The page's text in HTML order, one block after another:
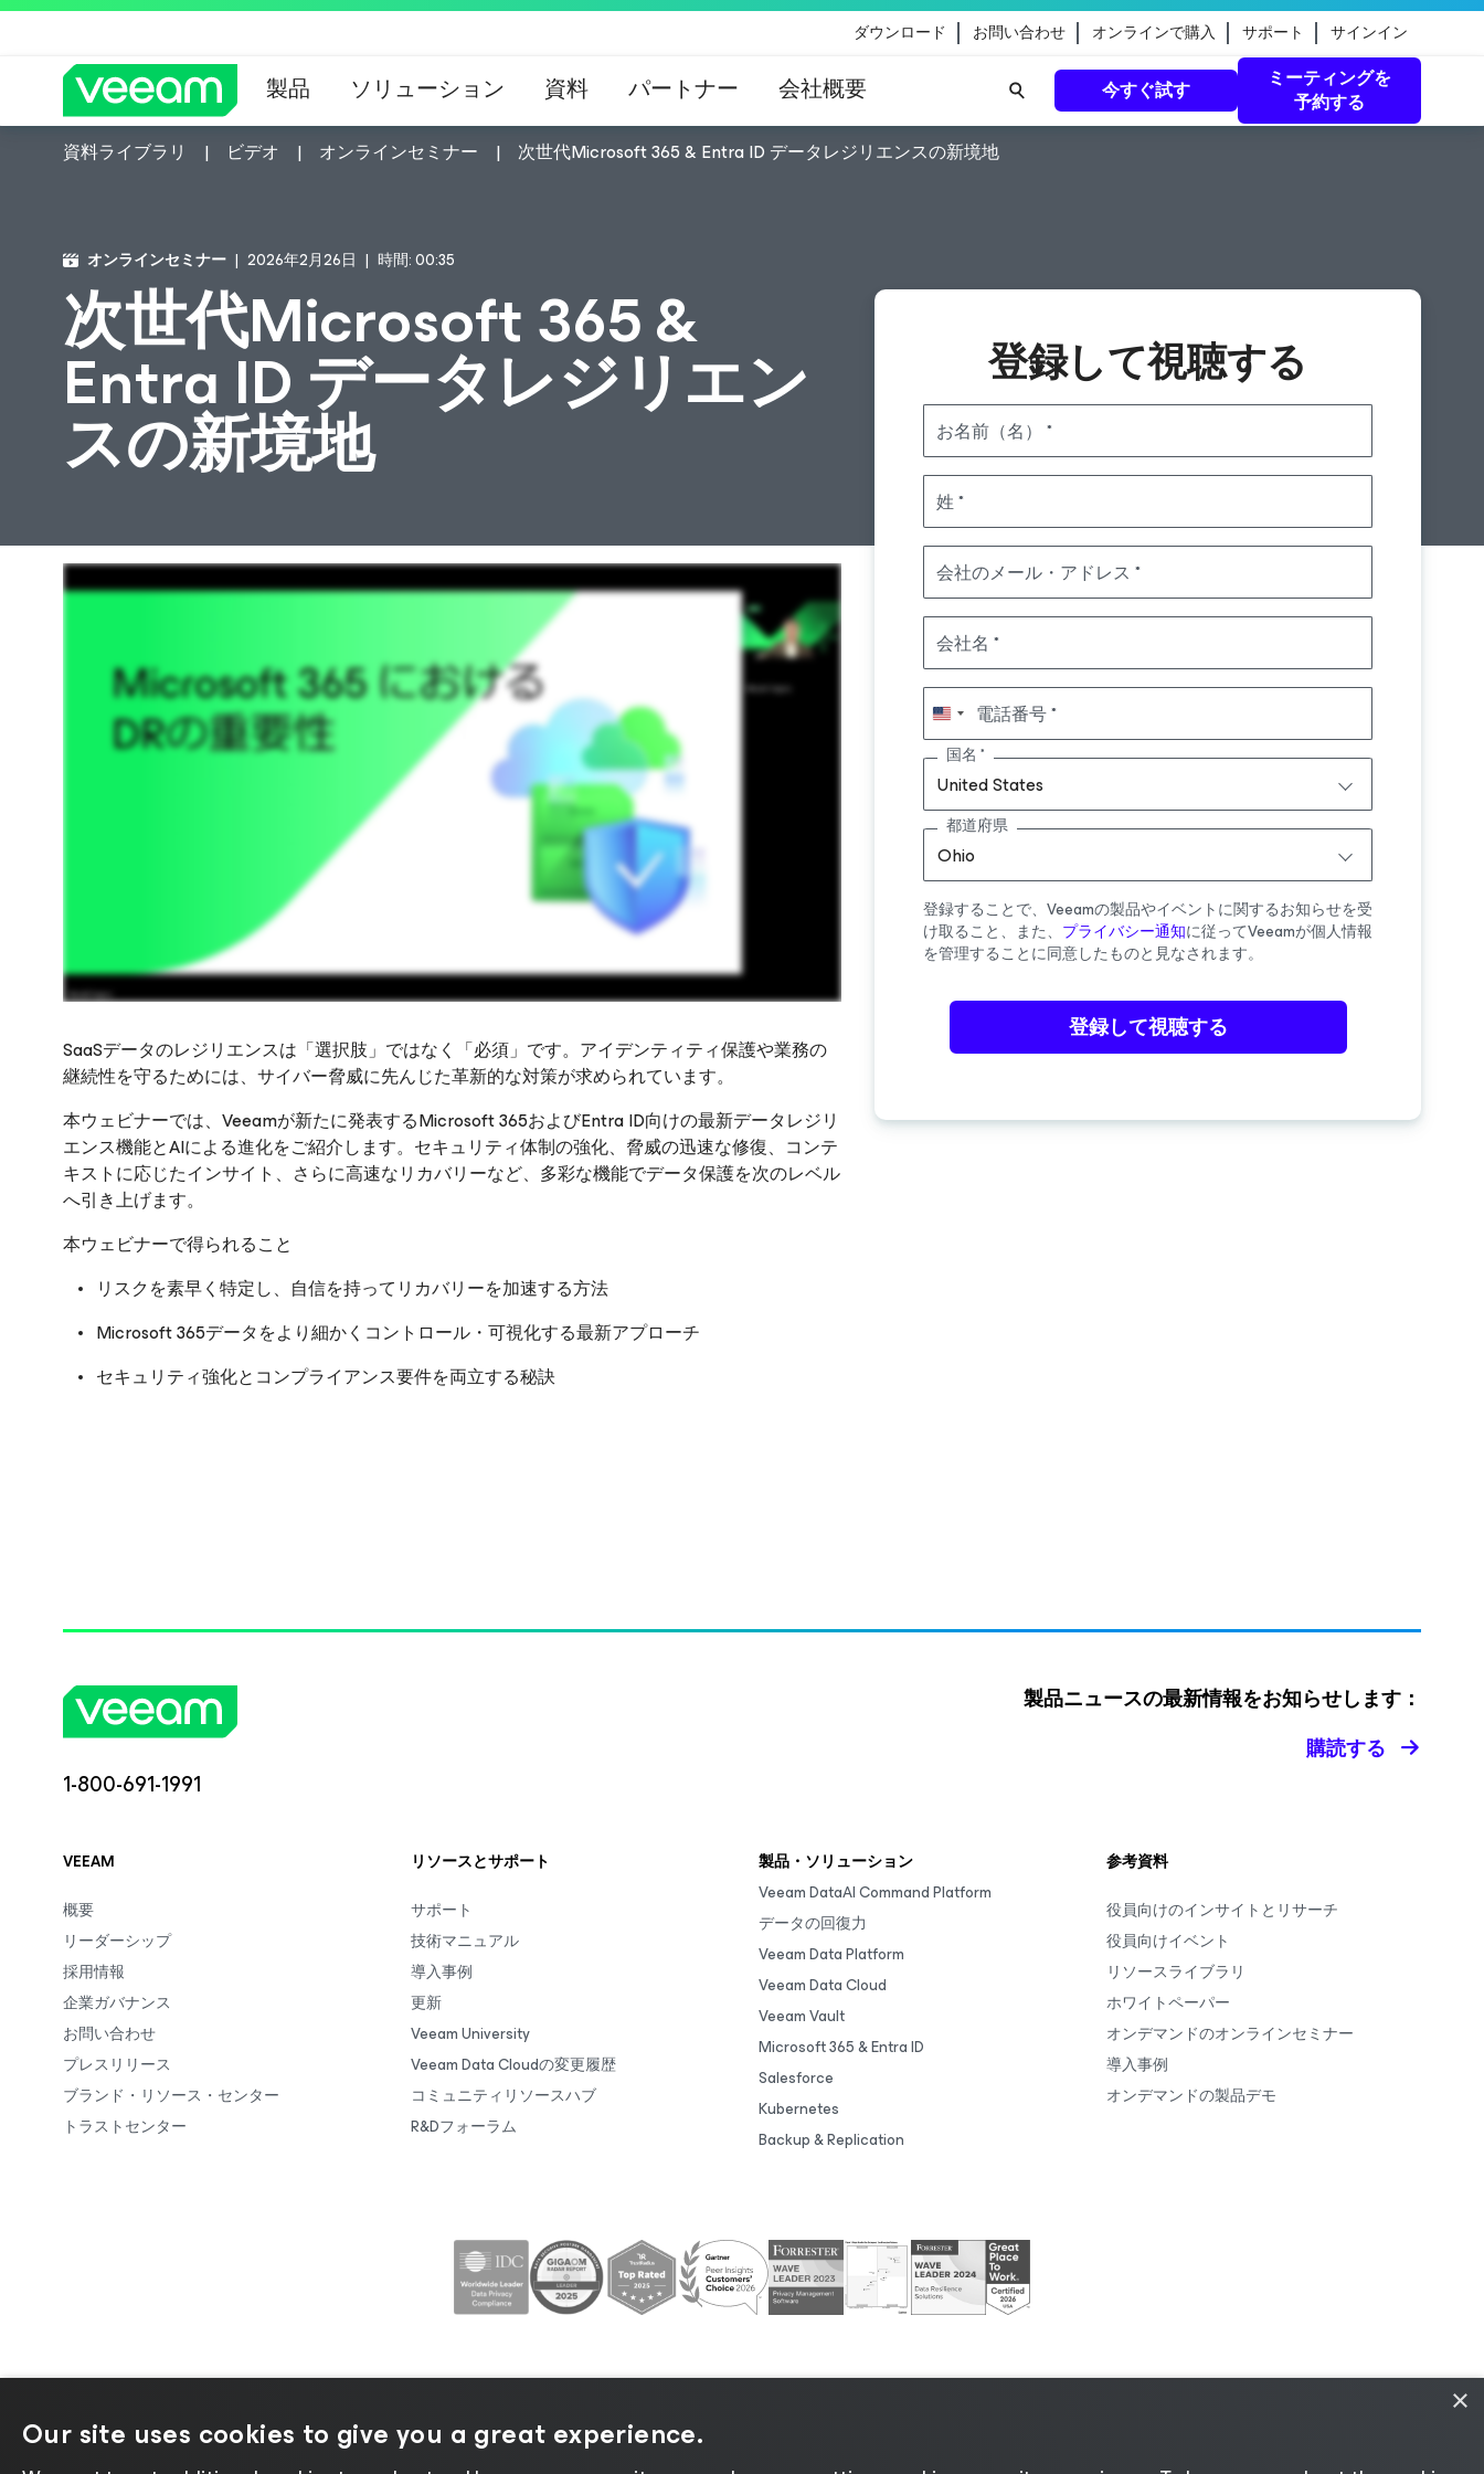
ダウンロード お問い合わせ オンラインで購入 サポート サインイン
製品 ソリューション 資料 パートナー 会社概要 今すぐ試す
ミーティングを
予約する
資料ライブラリ ビデオ オンラインセミナー 次世代Microsoft 365 & Entra ID データレジリエンスの新境地
オンラインセミナー 2026年2月26日 時間: 00:35
次世代Microsoft 365 &
Entra ID データレジリエン
スの新境地
登録して視聴する
お名前（名）
姓
会社のメール・アドレス
会社名
電話番号
United States
国名
Ohio
都道府県
登録することで、Veeamの製品やイベントに関するお知らせを受
け取ること、また、 プライバシー通知に従ってVeeamが個人情報
を管理することに同意したものと見なされます。
登録して視聴する
オンラインセミナーをご覧になるには、ご登録をお願いします
SaaSデータのレジリエンスは「選択肢」ではなく「必須」です。アイデンティティ保護や業務の
継続性を守るためには、サイバー脅威に先んじた革新的な対策が求められています。
本ウェビナーでは、Veeamが新たに発表するMicrosoft 365およびEntra ID向けの最新データレジリ
エンス機能とAIによる進化をご紹介します。セキュリティ体制の強化、脅威の迅速な修復、コンテ
キストに応じたインサイト、さらに高速なリカバリーなど、多彩な機能でデータ保護を次のレベル
へ引き上げます。
本ウェビナーで得られること
リスクを素早く特定し、自信を持ってリカバリーを加速する方法
Microsoft 365データをより細かくコントロール・可視化する最新アプローチ
セキュリティ強化とコンプライアンス要件を両立する秘訣
1-800-691-1991
製品ニュースの最新情報をお知らせします：
購読する
VEEAM
概要
リーダーシップ
採用情報
企業ガバナンス
お問い合わせ
プレスリリース
ブランド・リソース・センター
トラストセンター
リソースとサポート
サポート
技術マニュアル
導入事例
更新
Veeam University
Veeam Data Cloudの変更履歴
コミュニティリソースハブ
R&Dフォーラム
製品・ソリューション
Veeam DataAI Command Platform
データの回復力
Veeam Data Platform
Veeam Data Cloud
Veeam Vault
Microsoft 365 & Entra ID
Salesforce
Kubernetes
Backup & Replication
参考資料
役員向けのインサイトとリサーチ
役員向けイベント
リソースライブラリ
ホワイトペーパー
オンデマンドのオンラインセミナー
導入事例
オンデマンドの製品デモ
©2026 Veeam® Software | プライバシーに関する通知|Cookieに関する通知
×
Our site uses cookies to give you a great experience.